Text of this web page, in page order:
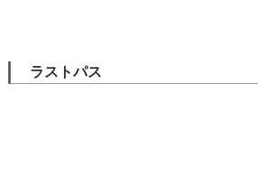
ラストパス